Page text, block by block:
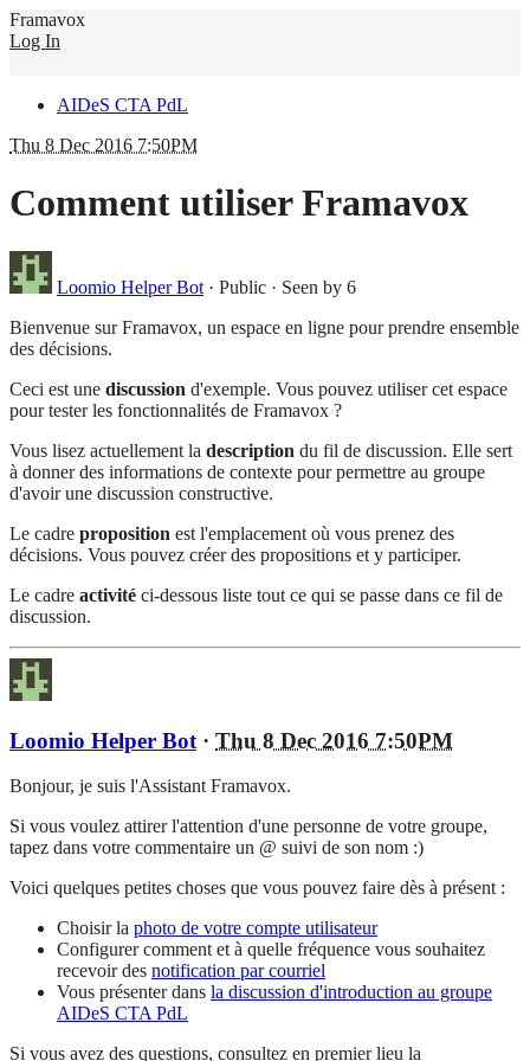
Framavox
Log In
AIDeS CTA PdL
Thu 8 Dec 2016 7:50PM
Comment utiliser Framavox
Loomio Helper Bot · Public · Seen by 6
Bienvenue sur Framavox, un espace en ligne pour prendre ensemble
des décisions.
Ceci est une discussion d'exemple. Vous pouvez utiliser cet espace
pour tester les fonctionnalités de Framavox ?
Vous lisez actuellement la description du fil de discussion. Elle sert
à donner des informations de contexte pour permettre au groupe
d'avoir une discussion constructive.
Le cadre proposition est l'emplacement où vous prenez des
décisions. Vous pouvez créer des propositions et y participer.
Le cadre activité ci-dessous liste tout ce qui se passe dans ce fil de
discussion.
Loomio Helper Bot · Thu 8 Dec 2016 7:50PM
Bonjour, je suis l'Assistant Framavox.
Si vous voulez attirer l'attention d'une personne de votre groupe,
tapez dans votre commentaire un @ suivi de son nom :)
Voici quelques petites choses que vous pouvez faire dès à présent :
Choisir la photo de votre compte utilisateur
Configurer comment et à quelle fréquence vous souhaitez
recevoir des notification par courriel
Vous présenter dans la discussion d'introduction au groupe
AIDeS CTA PdL
Si vous avez des questions, consultez en premier lieu la